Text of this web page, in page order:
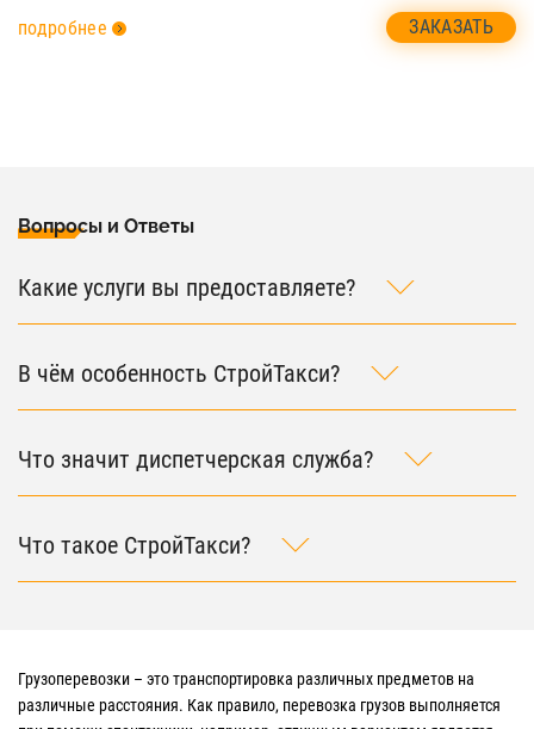
подробнее
ЗАКАЗАТЬ
Вопросы и Ответы
Какие услуги вы предоставляете?
В чём особенность СтройТакси?
Что значит диспетчерская служба?
Что такое СтройТакси?
Грузоперевозки – это транспортировка различных предметов на
различные расстояния. Как правило, перевозка грузов выполняется